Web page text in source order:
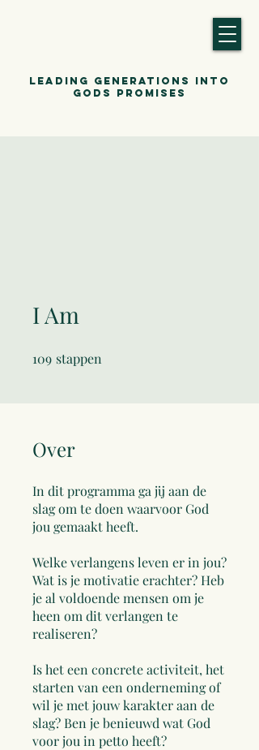
Leading generations into
gods promises
I Am
109 stappen
Over
In dit programma ga jij aan de
slag om te doen waarvoor God
jou gemaakt heeft.
Welke verlangens leven er in jou?
Wat is je motivatie erachter? Heb
je al voldoende mensen om je
heen om dit verlangen te
realiseren?
Is het een concrete activiteit, het
starten van een onderneming of
wil je met jouw karakter aan de
slag? Ben je benieuwd wat God
voor jou in petto heeft?